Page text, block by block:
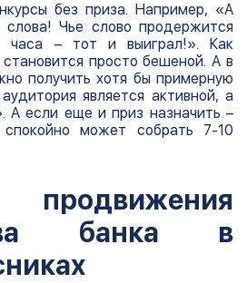
без приза. Например, «А
Чье слово продержится
часа – тот и выиграл!». Как
просто бешеной. А в
получить хотя бы примерную
является активной, а
А если еще и приз назначить –
спокойно может собрать 7-10
банка в